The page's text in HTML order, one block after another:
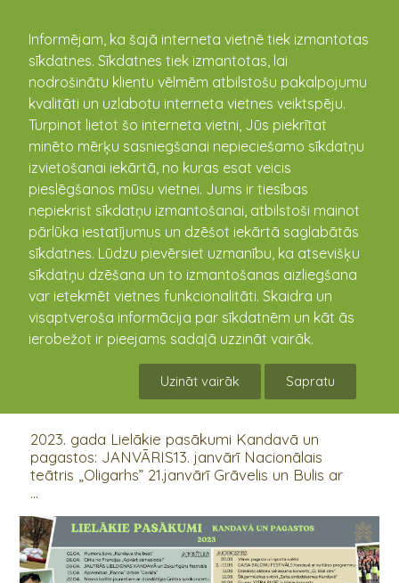
Informējam, ka šajā interneta vietnē tiek izmantotas
sīkdatnes. Sīkdatnes tiek izmantotas, lai
nodrošinātu klientu vēlmēm atbilstošu pakalpojumu
kvalitāti un uzlabotu interneta vietnes veiktspēju.
Turpinot lietot šo interneta vietni, Jūs piekrītat
minēto mērķu sasniegšanai nepieciešamo sīkdatņu
izvietošanai iekārtā, no kuras esat veicis
pieslēgšanos mūsu vietnei. Jums ir tiesības
nepiekrist sīkdatņu izmantošanai, atbilstoši mainot
pārlūka iestatījumus un dzēšot iekārtā saglabātās
sīkdatnes. Lūdzu pievērsiet uzmanību, ka atsevišķu
sīkdatņu dzēšana un to izmantošanas aizliegšana
var ietekmēt vietnes funkcionalitāti. Skaidra un
visaptveroša informācija par sīkdatnēm un kāt ās
ierobežot ir pieejams sadaļā uzzināt vairāk.
Uzināt vairāk Sapratu
kandava.lv
PASĀKUMU
KALENDĀRS
2023. gada Lielākie pasākumi Kandavā un
2023. gada Lielākie pasākumi Kandavā un
pagastos: JANVĀRIS13. janvārī Nacionālais
teātris „Oligarhs” 21.janvārī Grāvelis un Bulis ar
...